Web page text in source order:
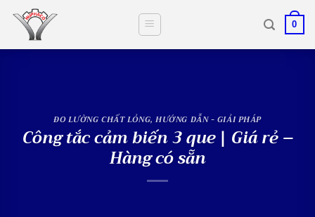
content
0
ĐO LƯỜNG CHẤT LỎNG,HƯỚNG DẪN - GIẢI PHÁP
Công tắc cảm biến 3 que | Giá rẻ –
Hàng có sẵn